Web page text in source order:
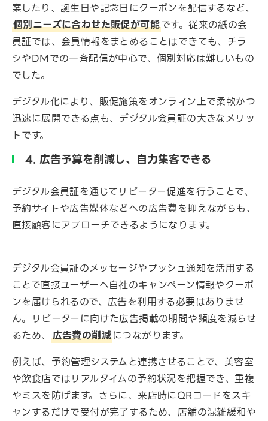
案したり、誕生日や記念日にクーポンを配信するなど、
個別ニーズに合わせた販促が可能です。従来の紙の会
員証では、会員情報をまとめることはできても、チラ
シやDMでの一斉配信が中心で、個別対応は難しいもの
でした。
デジタル化により、販促施策をオンライン上で柔軟かつ
迅速に展開できる点も、デジタル会員証の大きなメリッ
トです。
4. 広告予算を削減し、自力集客できる
デジタル会員証を通じてリピーター促進を行うことで、
予約サイトや広告媒体などへの広告費を抑えながらも、
直接顧客にアプローチできるようになります。
デジタル会員証のメッセージやプッシュ通知を活用する
ことで直接ユーザーへ自社のキャンペーン情報やクーポ
ンを届けられるので、広告を利用する必要はありませ
ん。リピーターに向けた広告掲載の期間や頻度を減らせ
るため、 広告費の削減につながります。
例えば、予約管理システムと連携させることで、美容室
や飲食店ではリアルタイムの予約状況を把握でき、重複
やミスを防げます。さらに、来店時にQRコードをスキ
ャンするだけで受付が完了するため、店舗の混雑緩和や